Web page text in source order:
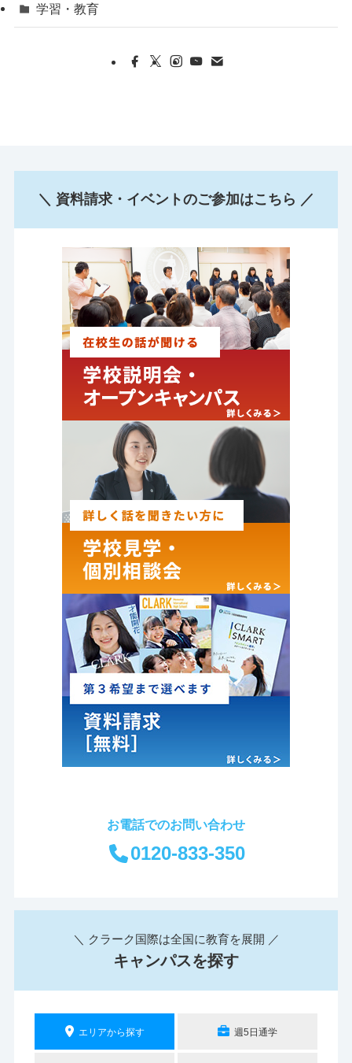
学習・教育
＼ 資料請求・イベントのご参加はこちら ／
お電話でのお問い合わせ
0120-833-350
＼ クラーク国際は全国に教育を展開 ／
キャンパスを探す
エリアから探す 週5日通学